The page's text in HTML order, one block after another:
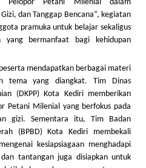
Pelopor Petani Milenial dalam
dan Tanggap Bencana”, kegiatan
pramuka untuk belajar sekaligus
yang bermanfaat bagi kehidupan
mendapatkan berbagai materi
tema yang diangkat. Tim Dinas
(DKPP) Kota Kediri memberikan
Petani Milenial yang berfokus pada
gizi. Sementara itu, Tim Badan
(BPBD) Kota Kediri membekali
kesiapsiagaan menghadapi
tantangan juga disiapkan untuk